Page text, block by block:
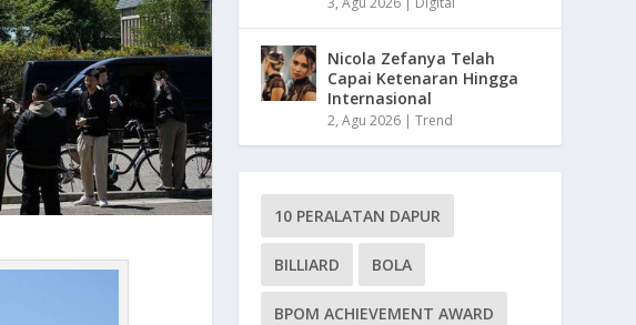
Nicola Zefanya Telah
Capai Ketenaran Hingga
Internasional
2, Agu 2026 |Trend
10 PERALATAN DAPUR
BILLIARD BOLA
BPOM ACHIEVEMENT AWARD